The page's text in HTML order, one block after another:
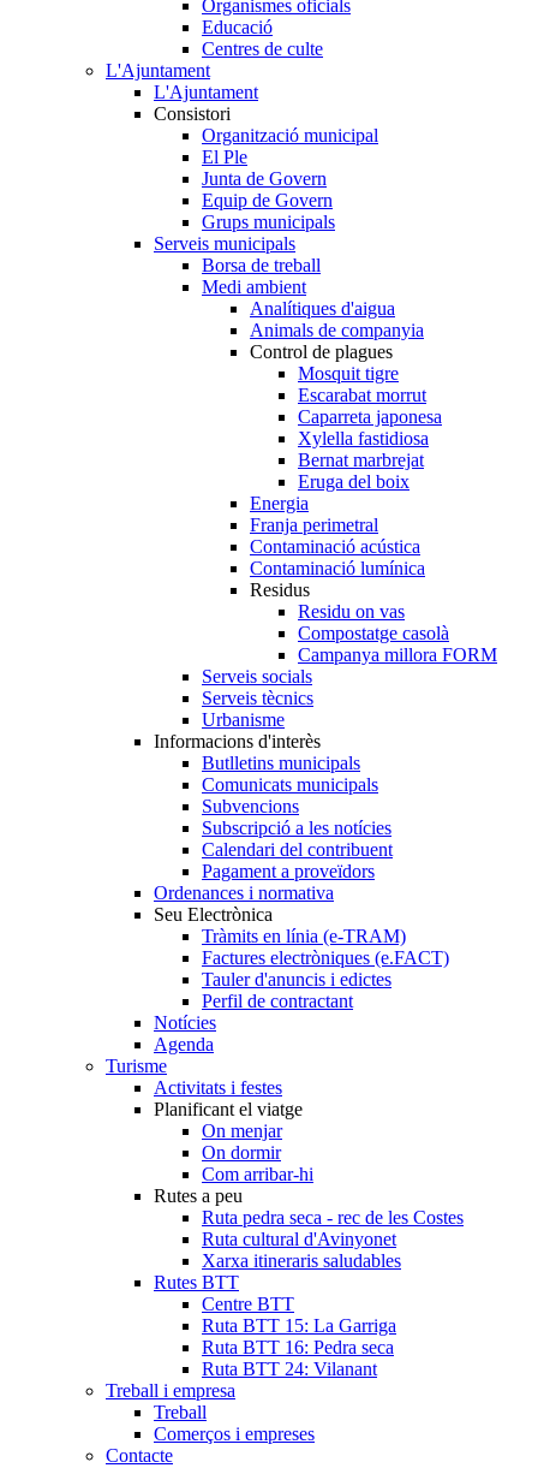
Organismes oficials
Educació
Centres de culte
L'Ajuntament
L'Ajuntament
Consistori
Organització municipal
El Ple
Junta de Govern
Equip de Govern
Grups municipals
Serveis municipals
Borsa de treball
Medi ambient
Analítiques d'aigua
Animals de companyia
Control de plagues
Mosquit tigre
Escarabat morrut
Caparreta japonesa
Xylella fastidiosa
Bernat marbrejat
Eruga del boix
Energia
Franja perimetral
Contaminació acústica
Contaminació lumínica
Residus
Residu on vas
Compostatge casolà
Campanya millora FORM
Serveis socials
Serveis tècnics
Urbanisme
Informacions d'interès
Butlletins municipals
Comunicats municipals
Subvencions
Subscripció a les notícies
Calendari del contribuent
Pagament a proveïdors
Ordenances i normativa
Seu Electrònica
Tràmits en línia (e-TRAM)
Factures electròniques (e.FACT)
Tauler d'anuncis i edictes
Perfil de contractant
Notícies
Agenda
Turisme
Activitats i festes
Planificant el viatge
On menjar
On dormir
Com arribar-hi
Rutes a peu
Ruta pedra seca - rec de les Costes
Ruta cultural d'Avinyonet
Xarxa itineraris saludables
Rutes BTT
Centre BTT
Ruta BTT 15: La Garriga
Ruta BTT 16: Pedra seca
Ruta BTT 24: Vilanant
Treball i empresa
Treball
Comerços i empreses
Contacte